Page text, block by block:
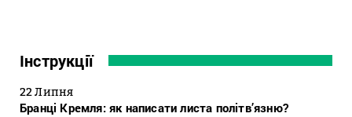
Інструкції
22 Липня
Бранці Кремля: як написати листа політв’язню?